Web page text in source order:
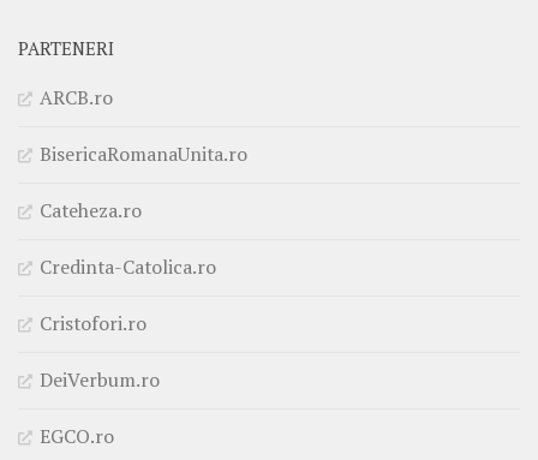
PARTENERI
ARCB.ro
BisericaRomanaUnita.ro
Cateheza.ro
Credinta-Catolica.ro
Cristofori.ro
DeiVerbum.ro
EGCO.ro